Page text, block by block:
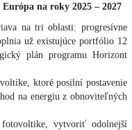
na roky 2025 – 2027
na tri oblasti: progresívne
už existujúce portfólio 12
plán programu Horizont
ktoré posilní postavenie
na energiu z obnoviteľných
vytvoriť odolnejší